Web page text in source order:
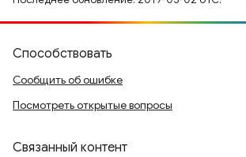
Способствовать
Сообщить об ошибке
Посмотреть открытые вопросы
Связанный контент